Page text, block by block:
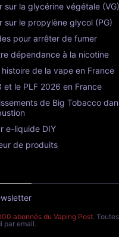
sur la glycérine végétale (VG)
sur le propylène glycol (PG)
pour arrêter de fumer
dépendance à la nicotine
de la vape en France
et le PLF 2026 en France
de Big Tobacco
e-liquide DIY
de produits
abonnés du Vaping Post.
par email.